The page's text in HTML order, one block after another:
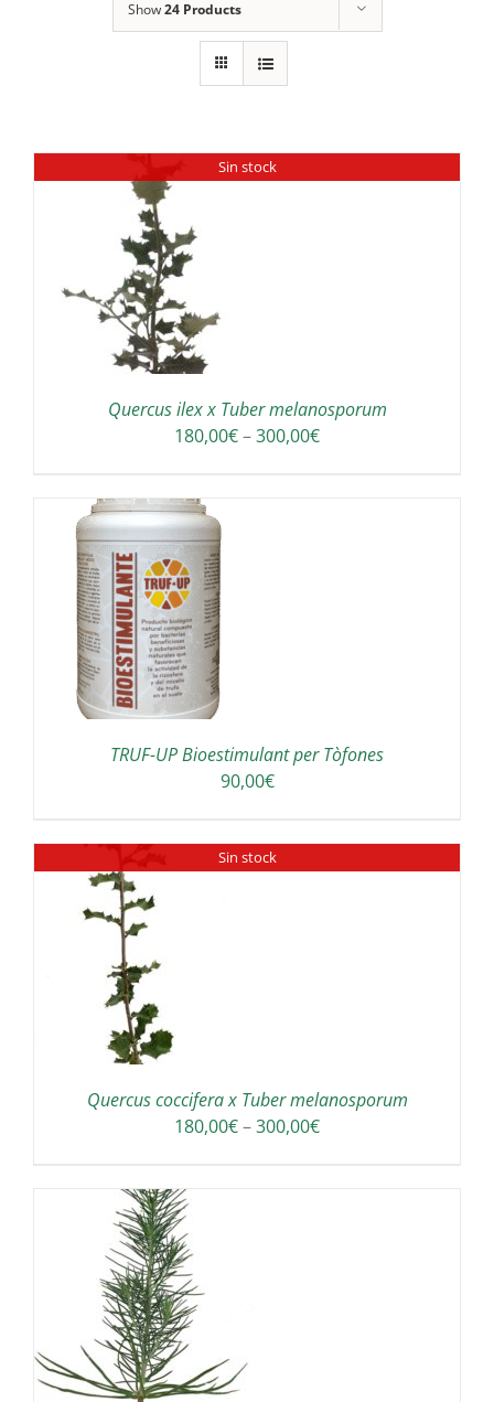
Show24 Products
Sin stock
Quercus ilex x Tuber melanosporum
180,00€–300,00€Interval
TRUF-UP Bioestimulant per Tòfones
90,00€
Sin stock
Quercus coccifera x Tuber melanosporum
180,00€–300,00€Interval